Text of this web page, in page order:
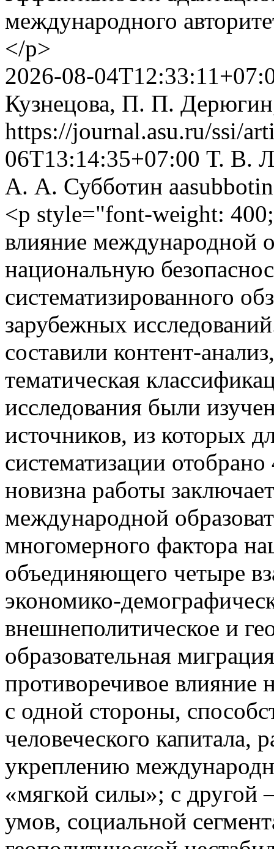
международного
</p>
2026-08-
Кузнецова, П. П.
https://journal.asu.ru/ssi/
06T13:14:35+07:00 Т. В.
А. А. Субботин
<p style="font-weight:
влияние международной
национальную
систематизированного
зарубежных
составили контент-
тематическая
исследования были
источников, из которых
систематизации
новизна работы
международной
многомерного фактора
объединяющего четыре
экономико-
внешнеполитическое и
образовательная
противоречивое влияние
с одной стороны,
человеческого капитала,
укреплению
«мягкой силы»; с другой
умов, социальной